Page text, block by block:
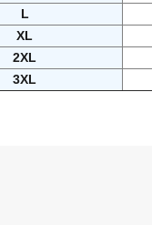
L
XL
2XL
3XL